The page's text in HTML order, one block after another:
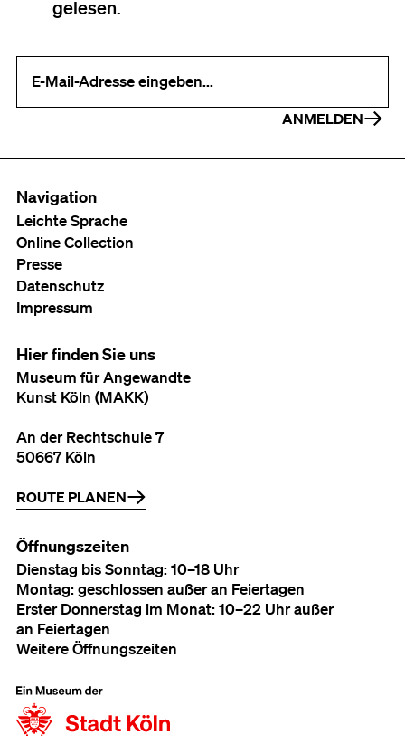
gelesen.
ANMELDEN
Navigation
Leichte Sprache
Online Collection
Presse
Datenschutz
Impressum
Hier finden Sie uns
Museum für Angewandte
Kunst Köln (MAKK)
An der Rechtschule 7
50667 Köln
ROUTE PLANEN
Öffnungszeiten
Dienstag bis Sonntag: 10–18 Uhr
Montag: geschlossen außer an Feiertagen
Erster Donnerstag im Monat: 10–22 Uhr außer
an Feiertagen
Weitere Öffnungszeiten